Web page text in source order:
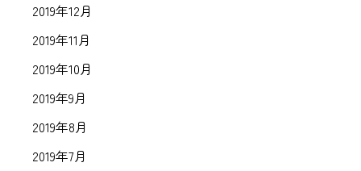
2019年12月
2019年11月
2019年10月
2019年9月
2019年8月
2019年7月